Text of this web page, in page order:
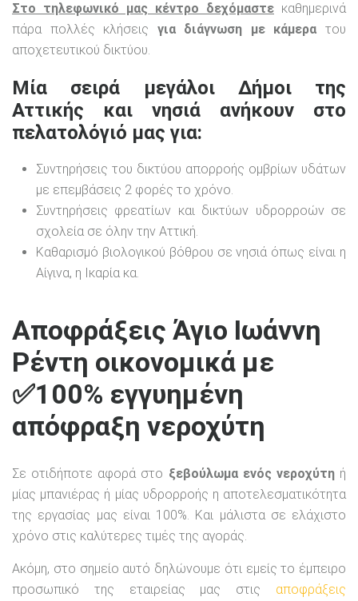
Στο τηλεφωνικό μας κέντρο δεχόμαστε καθημερινά
πάρα πολλές κλήσεις για διάγνωση με κάμερα του
αποχετευτικού δικτύου.
Μία σειρά μεγάλοι Δήμοι της
Αττικής και νησιά ανήκουν στο
πελατολόγιό μας για:
Συντηρήσεις του δικτύου απορροής ομβρίων υδάτων
με επεμβάσεις 2 φορές το χρόνο.
Συντηρήσεις φρεατίων και δικτύων υδρορροών σε
σχολεία σε όλην την Αττική.
Καθαρισμό βιολογικού βόθρου σε νησιά όπως είναι η
Αίγινα, η Ικαρία κα.
Αποφράξεις Άγιο Ιωάννη
Ρέντη οικονομικά με
✅100% εγγυημένη
απόφραξη νεροχύτη
Σε οτιδήποτε αφορά στο ξεβούλωμα ενός νεροχύτηή
μίας μπανιέρας ή μίας υδρορροής η αποτελεσματικότητα
της εργασίας μας είναι 100%. Και μάλιστα σε ελάχιστο
χρόνο στις καλύτερες τιμές της αγοράς.
Ακόμη, στο σημείο αυτό δηλώνουμε ότι εμείς το έμπειρο
προσωπικό της εταιρείας μας στις αποφράξεις